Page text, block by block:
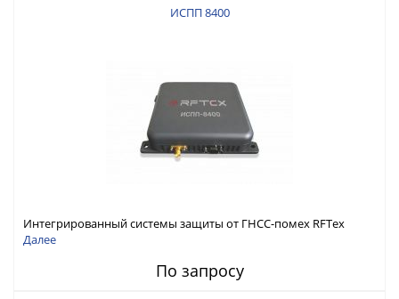
ИСПП 8400
Интегрированный системы защиты от ГНСС-помех RFТех
ИСПП 8400
Далее
По запросу